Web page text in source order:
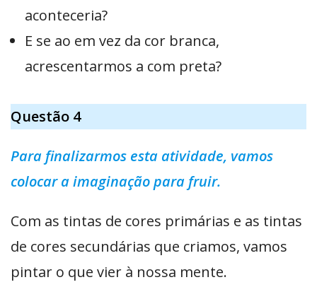
aconteceria?
E se ao em vez da cor branca,
acrescentarmos a com preta?
Questão 4
Para finalizarmos esta atividade, vamos
colocar a imaginação para fruir.
Com as tintas de cores primárias e as tintas
de cores secundárias que criamos, vamos
pintar o que vier à nossa mente.